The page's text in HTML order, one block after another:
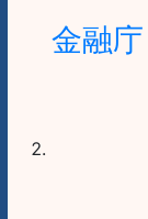
金融